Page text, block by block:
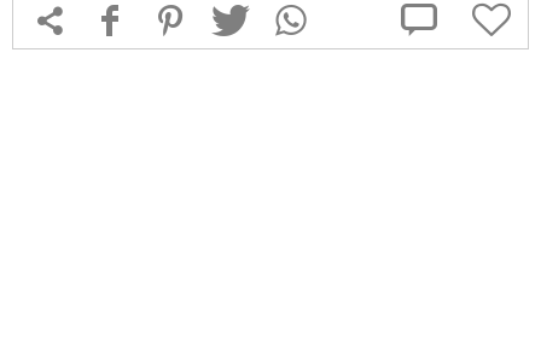
 f 1 T  